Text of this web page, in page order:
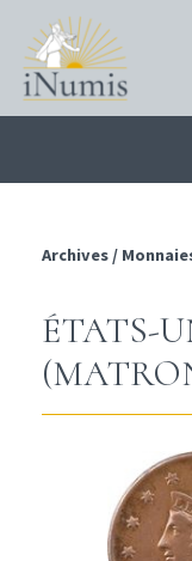
Archives /
ÉTATS-